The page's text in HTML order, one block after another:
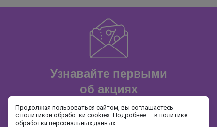
Узнавайте первыми
об акциях
и распродажах
Продолжая пользоваться сайтом, вы соглашаетесь
с политикой обработки cookies. Подробнее — в политике
обработки персональных данных.